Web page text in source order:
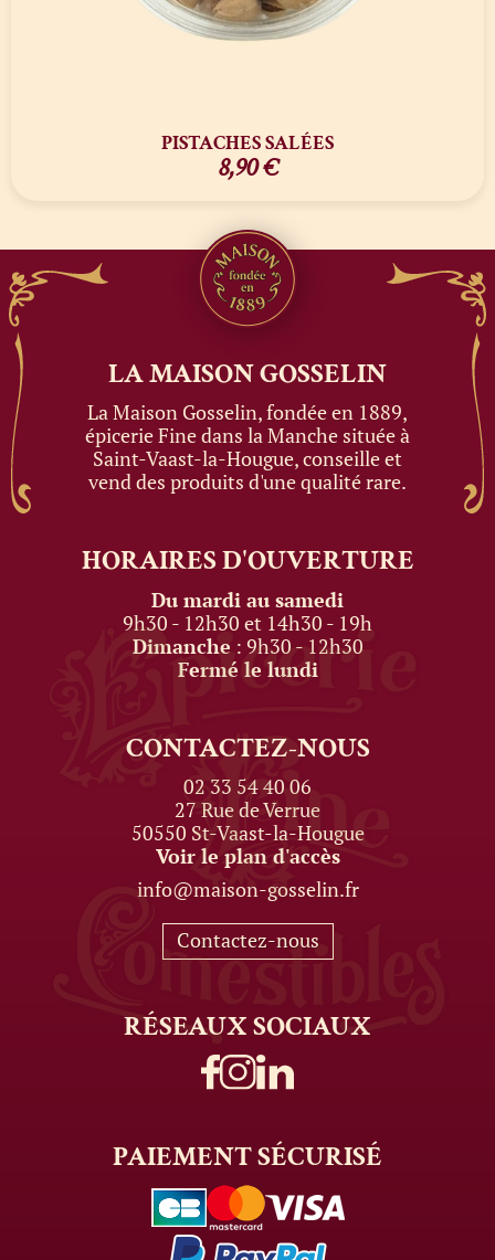
PISTACHES SALÉES
8,90€
LA MAISONGOSSELIN
La Maison Gosselin, fondée en 1889,
épicerie Fine dans la Manche située à
Saint-Vaast-la-Hougue, conseille et
vend des produits d'une qualité rare.
HORAIRESD'OUVERTURE
Du mardi au samedi
9h30 - 12h30 et 14h30 - 19h
Dimanche : 9h30 - 12h30
Fermé le lundi
CONTACTEZ-NOUS
02 33 54 40 06
27 Rue de Verrue
50550 St-Vaast-la-Hougue
Voir le plan d'accès
info@maison-gosselin.fr
Contactez-nous
RÉSEAUXSOCIAUX
PAIEMENTSÉCURISÉ